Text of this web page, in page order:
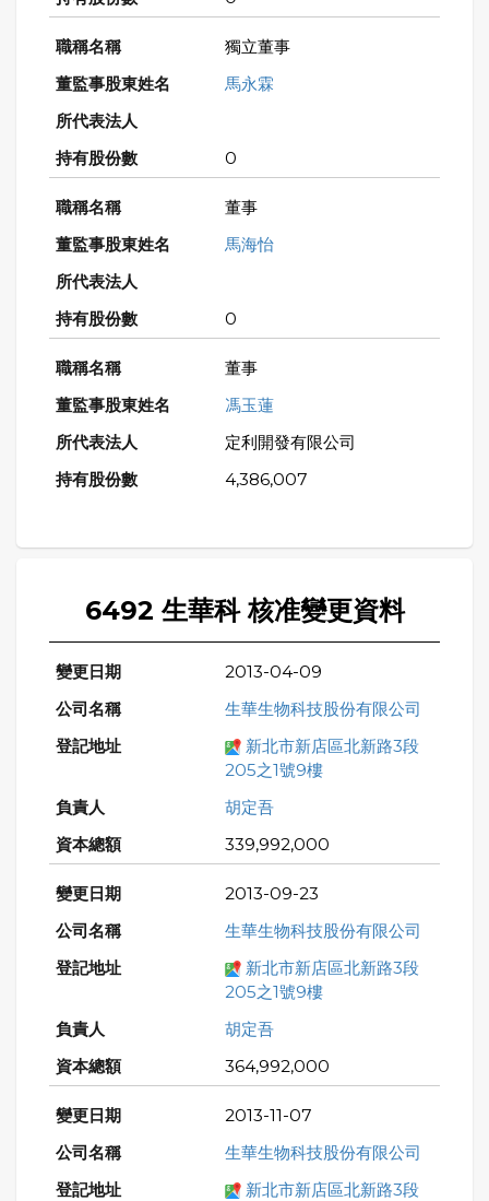
獨立董事
馬永霖
0
董事
馬海怡
0
董事
馮玉蓮
定利開發有限公司
4,386,007
6492 生華科 核准變更資料
2013-04-09
生華生物科技股份有限公司
新北市新店區北新路3段
205之1號9樓
胡定吾
339,992,000
2013-09-23
生華生物科技股份有限公司
新北市新店區北新路3段
205之1號9樓
胡定吾
364,992,000
2013-11-07
生華生物科技股份有限公司
新北市新店區北新路3段